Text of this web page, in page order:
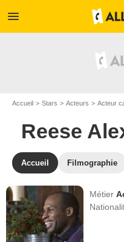
menu
Accueil Stars Acteurs Acteur
Reese
Accueil Filmographie
Métier